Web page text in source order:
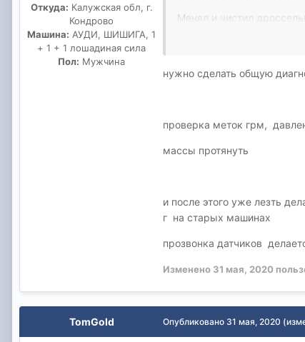
Откуда: Калужская обл, г.
Кондрово
Машина: АУДИ, ШИШИГА, 1
+ 1 + 1 лошадиная сила
Пол: Мужчина
Менял и чистил
нужно сделать общую
проверка меток грм,
массы протянуть
и после этого уже лезть
г на старых машинах
прозвонка датчиков
Изменено 31 мая, 2020
TomGold Опубликовано 31 мая, 2020